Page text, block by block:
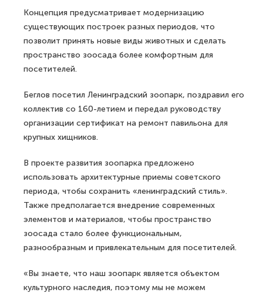
Концепция предусматривает модернизацию
существующих построек разных периодов, что
позволит принять новые виды животных и сделать
пространство зоосада более комфортным для
посетителей.
Беглов посетил Ленинградский зоопарк, поздравил его
коллектив со 160-летием и передал руководству
организации сертификат на ремонт павильона для
крупных хищников.
В проекте развития зоопарка предложено
использовать архитектурные приемы советского
периода, чтобы сохранить «ленинградский стиль».
Также предполагается внедрение современных
элементов и материалов, чтобы пространство
зоосада стало более функциональным,
разнообразным и привлекательным для посетителей.
«Вы знаете, что наш зоопарк является объектом
культурного наследия, поэтому мы не можем